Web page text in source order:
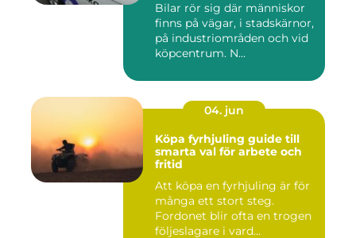
Bilar rör sig där människor
finns på vägar, i stadskärnor,
på industriområden och vid
köpcentrum. N...
04. jun
Köpa fyrhjuling guide till
smarta val för arbete och
fritid
Att köpa en fyrhjuling är för
många ett stort steg.
Fordonet blir ofta en trogen
följeslagare i vard...